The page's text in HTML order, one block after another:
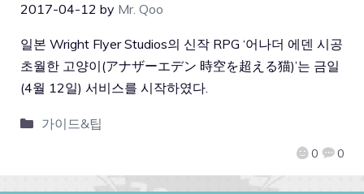
2017-04-12 by Mr. Qoo
0 0
일본 Wright Flyer Studios의 신작 RPG ‘어나더 에덴 시공
초월한 고양이(アナザーエデン 時空を超える猫)’는 금일
(4월 12일) 서비스를 시작하였다.
가이드&팁